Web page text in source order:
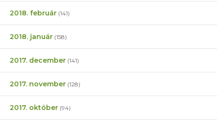
2018. február (141)
2018. január (158)
2017. december (141)
2017. november (128)
2017. október (94)